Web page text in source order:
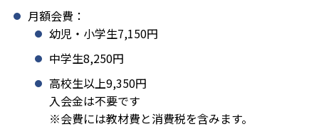
月額会費：
幼児・小学生7,150円
中学生8,250円
高校生以上9,350円
入会金は不要です
※会費には教材費と消費税を含みます。